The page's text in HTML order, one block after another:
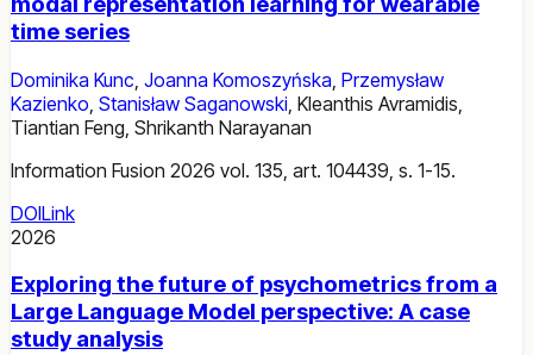
time series
Dominika Kunc Joanna Komoszyńska Przemysław
Kazienko Stanisław Saganowski Kleanthis Avramidis
Tiantian Feng Shrikanth Narayanan
Information Fusion 2026 vol. 135, art. 104439, s. 1-15.
DOILink
2026
Exploring the future of psychometrics from a
Large Language Model perspective: A case
study analysis